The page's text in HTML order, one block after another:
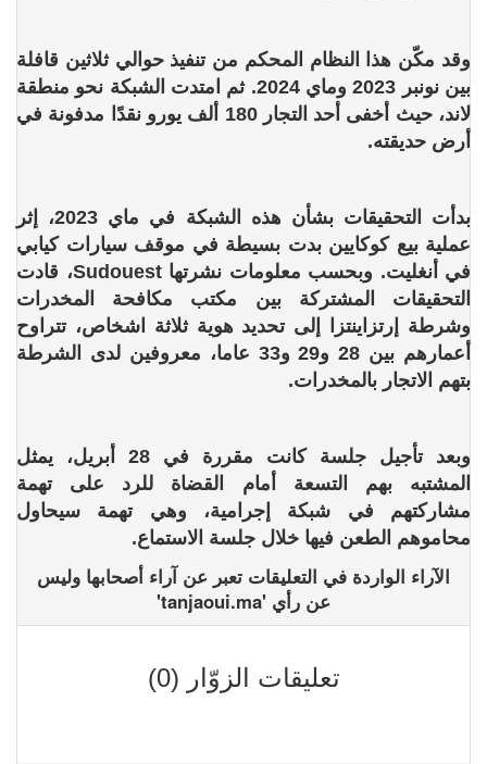
وقد مكّن هذا النظام المحكم من تنفيذ حوالي ثلاثين قافلة
بين نونبر 2023 وماي 2024. ثم امتدت الشبكة نحو منطقة
لاند، حيث أخفى أحد التجار 180 ألف يورو نقدًا مدفونة في
أرض حديقته.
بدأت التحقيقات بشأن هذه الشبكة في ماي 2023، إثر
عملية بيع كوكايين بدت بسيطة في موقف سيارات كيابي
في أنغليت. وبحسب معلومات نشرتها Sudouest، قادت
التحقيقات المشتركة بين مكتب مكافحة المخدرات
وشرطة إرتزاينتزا إلى تحديد هوية ثلاثة اشخاص، تتراوح
أعمارهم بين 28 و29 و33 عاما، معروفين لدى الشرطة
بتهم الاتجار بالمخدرات.
وبعد تأجيل جلسة كانت مقررة في 28 أبريل، يمثل
المشتبه بهم التسعة أمام القضاة للرد على تهمة
مشاركتهم في شبكة إجرامية، وهي تهمة سيحاول
محاموهم الطعن فيها خلال جلسة الاستماع.
الآراء الواردة في التعليقات تعبر عن آراء أصحابها وليس
عن رأي 'tanjaoui.ma'
تعليقات الزوّار (0)